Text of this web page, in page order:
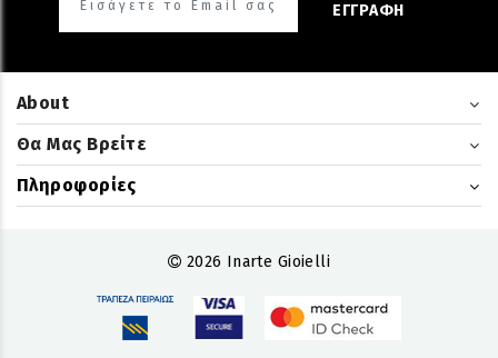
About
ΕΓΓΡΑΦΗ
Θα Μας Βρείτε
Πληροφορίες
2026 Inarte Gioielli